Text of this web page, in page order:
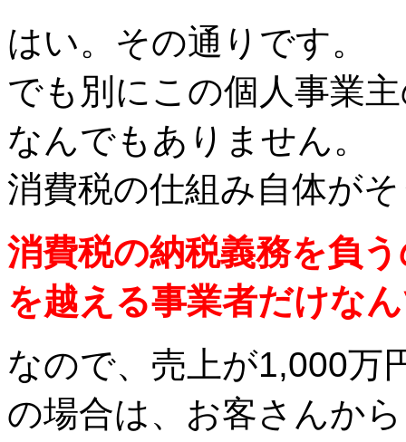
はい。その通りです。
でも別にこの個人事業
なんでもありません。
消費税の仕組み自体が
消費税の納税義務を負
を越える事業者だけな
なので、売上が1,000万
の場合は、お客さんか